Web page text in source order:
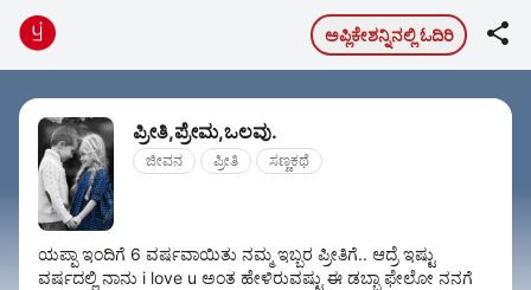
ಅಪ್ಲಿಕೇಶನ್ನಿನಲ್ಲಿ ಓದಿರಿ 
ಪ್ರೀತಿ,ಪ್ರೇಮ,ಒಲವು.
ಜೀವನ ಪ್ರೀತಿ ಸಣ್ಣಕಥೆ
ಯಪ್ಪಾ ಇಂದಿಗೆ 6 ವರ್ಷವಾಯಿತು ನಮ್ಮ ಇಬ್ಬರ ಪ್ರೀತಿಗೆ.. ಆದ್ರೆ ಇಷ್ಟು
ವರ್ಷದಲ್ಲಿ ನಾನು i love u ಅಂತ ಹೇಳಿರುವಷ್ಟು ಈ ಡಬ್ಬಾ ಫೇಲೋ ನನಗೆ